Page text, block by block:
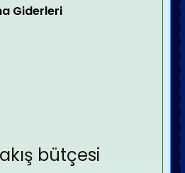
Giderleri
bütçesi